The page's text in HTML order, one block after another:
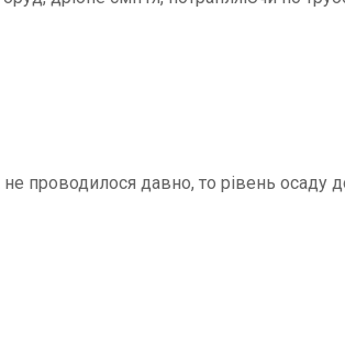
проводилося давно, то рівень осаду